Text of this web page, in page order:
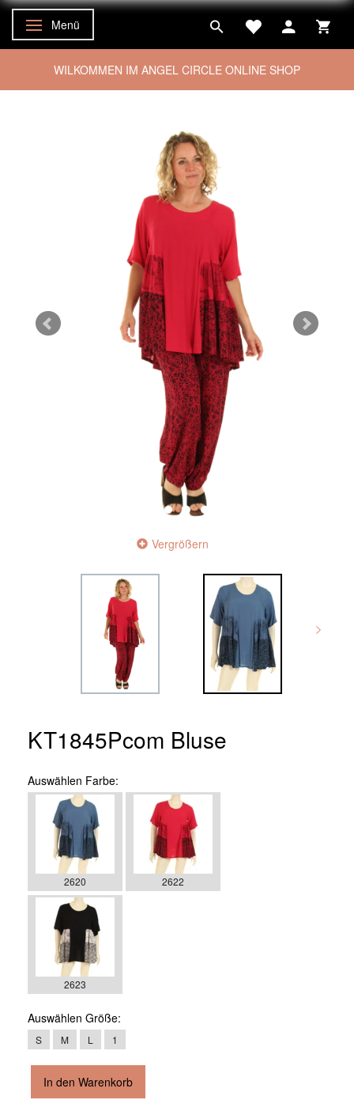
Anzeige ändern
Menü
WILKOMMEN IM ANGEL CIRCLE ONLINE SHOP
Vergrößern
KT1845Pcom Bluse
Auswählen Farbe:
2620 2622
2623
Auswählen Größe:
S M L 1
In den Warenkorb